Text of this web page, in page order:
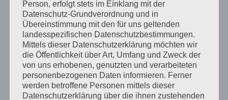
Angelurlaub in Dänemark konnte endlich wieder
stattfinden. Entgegen all unserer bisherigen Häuser,
ging es diesmal nach Nr. Lyngby in die Nähe des
Leuchtturmes nördlich von Hvide Sande.
Zu unserem Glück waren die Heringe Anfang Mai noch
voll da, so das wir endlich wieder ein paar zu leckerem
Salat verarbeiten können. Im Herbst und Frühjahr 2021
Person, erfolgt stets im Einklang mit der
Datenschutz-Grundverordnung und in
Übereinstimmung mit den für uns geltenden
landesspezifischen Datenschutzbestimmungen.
Mittels dieser Datenschutzerklärung möchten wir
die Öffentlichkeit über Art, Umfang und Zweck der
von uns erhobenen, genutzten und verarbeiteten
personenbezogenen Daten informieren. Ferner
werden betroffene Personen mittels dieser
Datenschutzerklärung über die ihnen zustehenden